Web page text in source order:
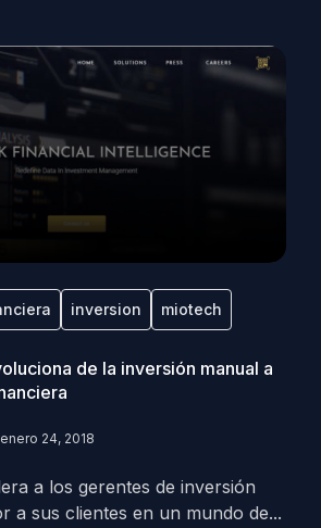
inversion miotech
de la inversión manual a
enero 24, 2018
a los gerentes de inversión
a sus clientes en un mundo de...